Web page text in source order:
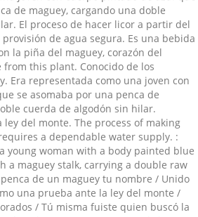
de maguey, cargando una doble
El proceso de hacer licor a partir del
de agua segura. Es una bebida
la piña del maguey, corazón del
from this plant. Conocido de los
Era representada como una joven con
se asomaba por una penca de
cuerda de algodón sin hilar.
ley del monte. The process of making
a dependable water supply. :
young woman with a body painted blue
a maguey stalk, carrying a double raw
de un maguey tu nombre / Unido
una prueba ante la ley del monte /
/ Tú misma fuiste quien buscó la